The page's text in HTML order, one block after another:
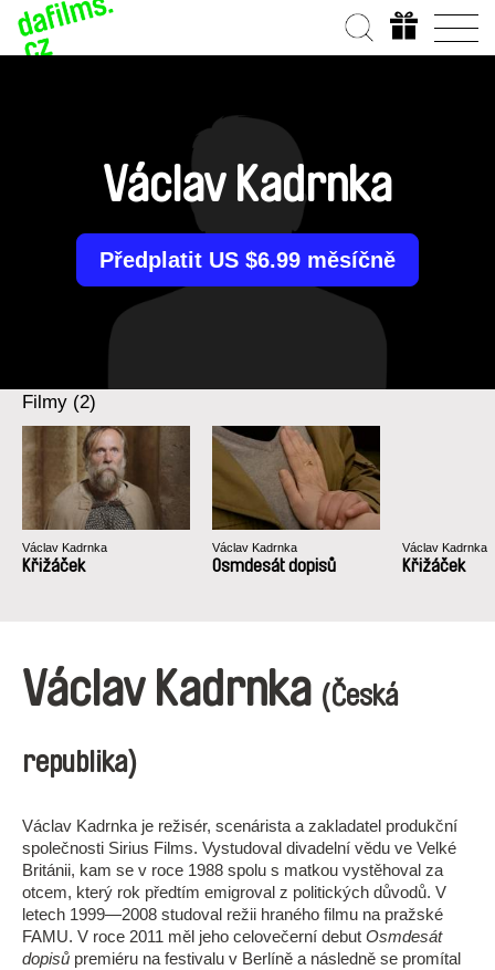
Václav Kadrnka
Předplatit US $6.99 měsíčně
Filmy (2)
Václav Kadrnka
Křižáček
Václav Kadrnka
Osmdesát dopisů
Václav Kadrnka
Křižáček
Václav Kadrnka (Česká
republika)
Václav Kadrnka je režisér, scenárista a zakladatel produkční
společnosti Sirius Films. Vystudoval divadelní vědu ve Velké
Británii, kam se v roce 1988 spolu s matkou vystěhoval za
otcem, který rok předtím emigroval z politických důvodů. V
letech 1999—2008 studoval režii hraného filmu na pražské
FAMU. V roce 2011 měl jeho celovečerní debut Osmdesát
dopisů premiéru na festivalu v Berlíně a následně se promítal